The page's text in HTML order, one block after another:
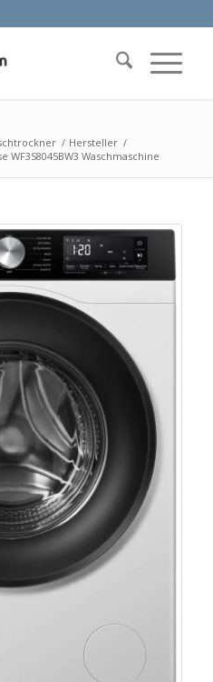
/ Hersteller /
WF3S8045BW3 Waschmaschine